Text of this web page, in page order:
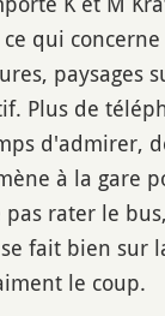
ce qui
paysages
Plus de
d'admirer,
à la gare
pas rater le
fait bien sur
le coup.